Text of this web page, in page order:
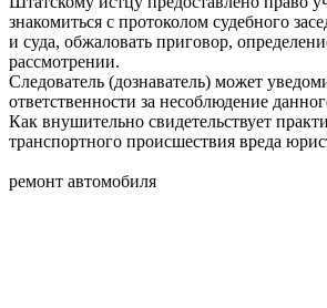
знакомиться с протоколом судебного
и суда, обжаловать приговор,
рассмотрении.
Следователь (дознаватель) может
ответственности за несоблюдение
Как внушительно свидетельствует
транспортного происшествия вреда
ремонт автомобиля